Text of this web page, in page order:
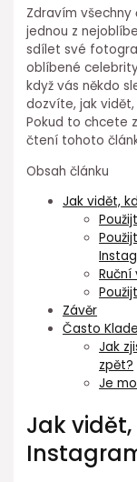
Zdravím
jednou z
sdílet své
oblíbené
když vás někdo
dozvíte, jak
Pokud to chcete
čtení tohoto
Obsah článku
Jak vidět,
Závěr
Často
Jak
zpět?
Je
Jak